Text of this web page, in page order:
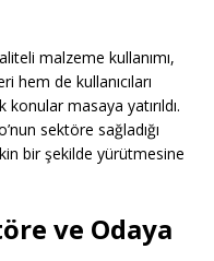
malzeme kullanımı,
de kullanıcıları
masaya yatırıldı.
sektöre sağladığı
bir şekilde yürütmesine
ve Odaya